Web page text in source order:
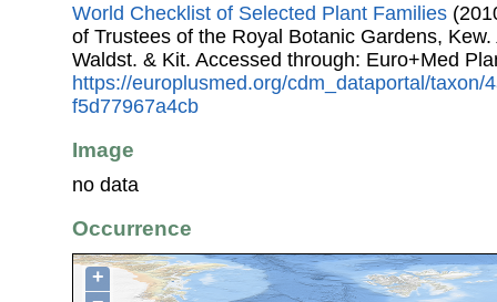
World Checklist of Selected Plant Families
of Trustees of the Royal Botanic Gardens, Kew.
Waldst. & Kit. Accessed through: Euro+Med
https://europlusmed.org/cdm_dataportal/taxon/
f5d77967a4cb
Image
no data
Occurrence
+